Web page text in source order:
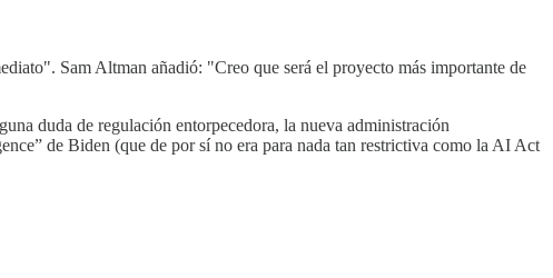
Sam Altman añadió: "Creo que será el proyecto más importante de
duda de regulación entorpecedora, la nueva administración
de Biden (que de por sí no era para nada tan restrictiva como la AI Act